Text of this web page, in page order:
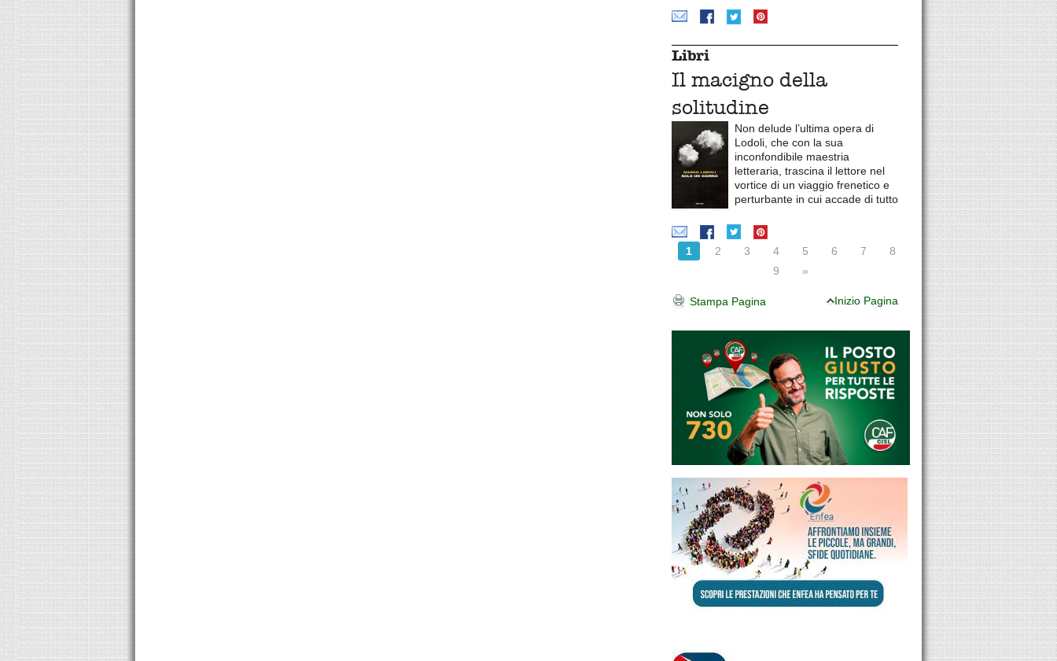
Libri
Il macigno della
solitudine
Non delude l’ultima opera di
Lodoli, che con la sua
inconfondibile maestria
letteraria, trascina il lettore nel
vortice di un viaggio frenetico e
perturbante in cui accade di tutto
1 2 3 4 5 6 7
8
9
»
Stampa Pagina Inizio Pagina